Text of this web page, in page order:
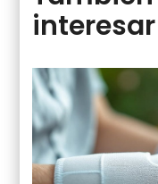
interesar